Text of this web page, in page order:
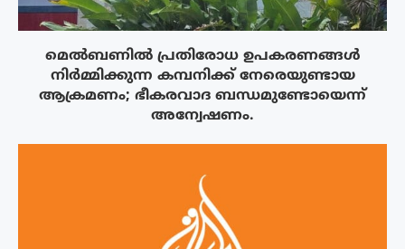
മെൽബണിൽ പ്രതിരോധ ഉപകരണങ്ങൾ
നിർമ്മിക്കുന്ന കമ്പനിക്ക് നേരെയുണ്ടായ
ആക്രമണം; ഭീകരവാദ ബന്ധമുണ്ടോയെന്ന്
അന്വേഷണം.